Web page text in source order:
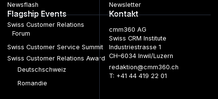
Newsflash
Newsletter
Flagship Events
Swiss Customer Relations
Forum
Swiss Customer Service Summit
Swiss Customer Relations Award
Deutschschweiz
Romandie
Kontakt
cmm360 AG
Swiss CRM Institute
Industriestrasse 1
CH–6034 Inwil/Luzern
redaktion@cmm360.ch
T: +41 44 419 22 01